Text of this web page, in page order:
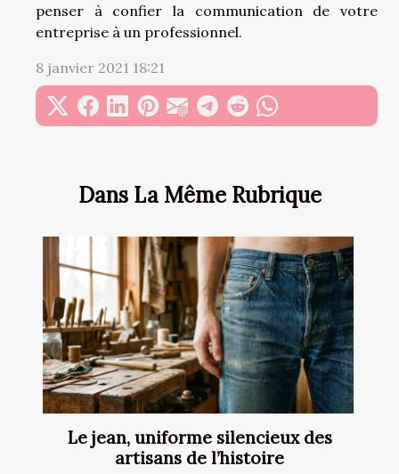
Dans La Même Rubrique
Le jean, uniforme silencieux des
artisans de l’histoire
penser à confier la communication de votre
entreprise à un professionnel.
8 janvier 2021 18:21